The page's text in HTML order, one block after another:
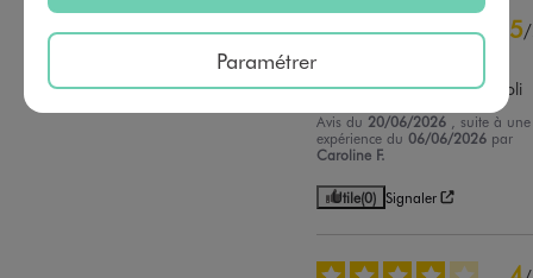
5/
Taille parfaitement et très joli
Avis du 20/06/2026
, suite à une
expérience du06/06/2026 par
Caroline F.
Utile(0) Signaler
Paramétrer